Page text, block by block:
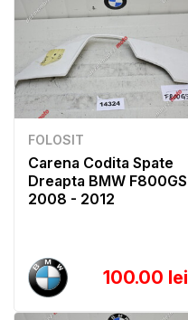
FOLOSIT
Carena Codita Spate
Dreapta BMW F800GS
2008 - 2012
100.00 lei